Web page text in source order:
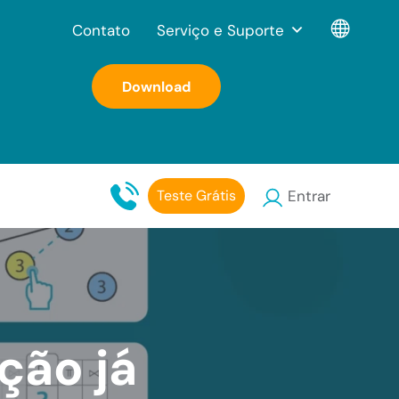
Download
Teste Grátis Entrar
Contato Serviço e Suporte
já